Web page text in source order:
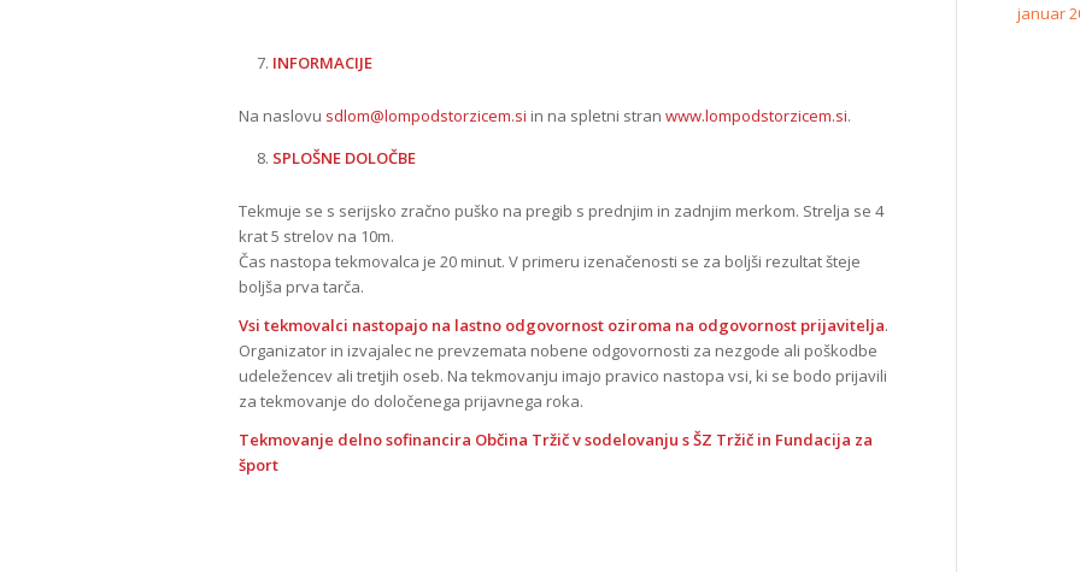
INFORMACIJE
Na naslovu sdlom@lompodstorzicem.si in na spletni stran www.lompodstorzicem.si.
SPLOŠNE DOLOČBE
Tekmuje se s serijsko zračno puško na pregib s prednjim in zadnjim merkom. Strelja se 4
krat 5 strelov na 10m.
Čas nastopa tekmovalca je 20 minut. V primeru izenačenosti se za boljši rezultat šteje
boljša prva tarča.
Vsi tekmovalci nastopajo na lastno odgovornost oziroma na odgovornost prijavitelja.
Organizator in izvajalec ne prevzemata nobene odgovornosti za nezgode ali poškodbe
udeležencev ali tretjih oseb. Na tekmovanju imajo pravico nastopa vsi, ki se bodo prijavili
za tekmovanje do določenega prijavnega roka.
Tekmovanje delno sofinancira Občina Tržič v sodelovanju s ŠZ Tržič in Fundacija za
šport
januar